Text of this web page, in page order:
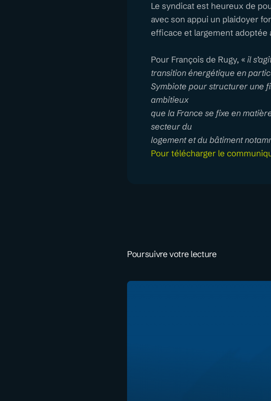
Le syndicat est heureux de
avec son appui un plaidoyer
efficace et largement adoptée
Pour François de Rugy, «il
transition énergétique en
Symbiote pour structurer une
ambitieux
que la France se fixe en
secteur du
logement et du bâtiment
Pour télécharger le
Poursuivre votre lecture